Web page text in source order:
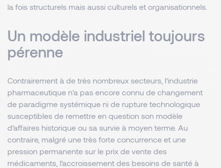
la fois structurels mais aussi culturels et organisationnels.
Un modèle industriel toujours
pérenne
Contrairement à de très nombreux secteurs, l’industrie
pharmaceutique n'a pas encore connu de changement
de paradigme systémique ni de rupture technologique
susceptibles de remettre en question son modèle
d’affaires historique ou sa survie à moyen terme. Au
contraire, malgré une très forte concurrence et une
pression permanente sur le prix de vente des
médicaments, l’accroissement des besoins de santé à